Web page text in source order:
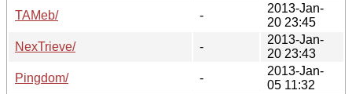
TAMeb/
-
2013-Jan-
20 23:45
NexTrieve/
-
2013-Jan-
20 23:43
Pingdom/
-
2013-Jan-
05 11:32